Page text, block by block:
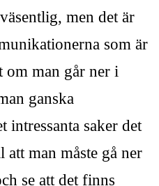
men det är
som är
om man går ner i
ganska
intressanta saker det
man måste gå ner
se att det finns